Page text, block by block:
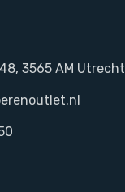
3565 AM Utrecht